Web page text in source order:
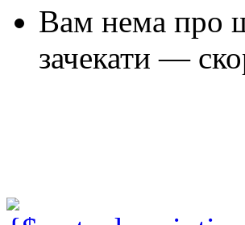
Вам нема про
зачекати —